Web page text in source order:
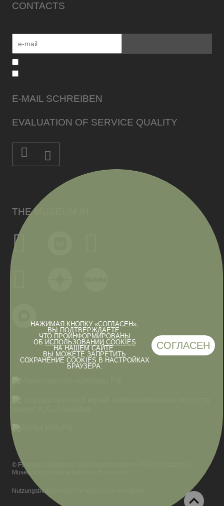
НАЖИМАЯ КНОПКУ «СОГЛАСЕН»,
ВЫ ПОДТВЕРЖДАЕТЕ,
ЧТО ПРОИНФОРМИРОВАНЫ
ОБ ИСПОЛЬЗОВАНИИ COOKIES
НА НАШЕМ САЙТЕ.
ВЫ МОЖЕТЕ ЗАПРЕТИТЬ
СОХРАНЕНИЕ COOKIES В НАСТРОЙКАХ
БРАУЗЕРА.
СОГЛАСЕН
CONTACTS
THE MUSEUM IN
E-MAIL SCHREIBEN
EVALUATION OF SERVICE QUALITY
© Föderales Staatliches Einheitsunternehmen (FGUP) Staatliches
Museum für Bildende Künste A. S. Puschkin
Nutzungsbedingungen für Materialien und Bilder